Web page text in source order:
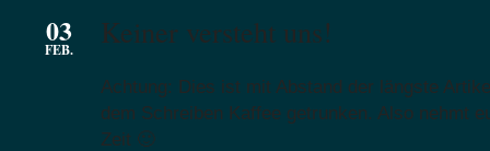
03
FEB. Keiner versteht uns!
Achtung: Dies ist mit Abstand der längste
dem Schreiben Kaffee getrunken. Also nehmt
Zeit 🙂